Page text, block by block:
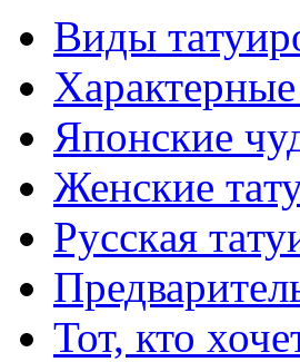
Виды
Японские
Женские
Русскaя
Тот, кто